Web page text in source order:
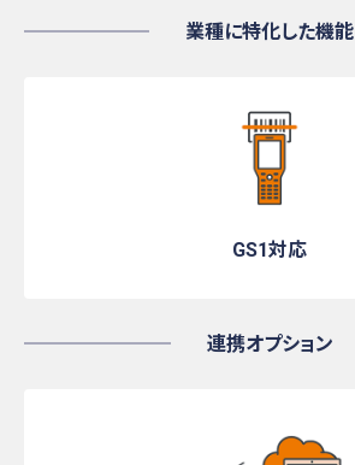
業種に特化した機能
GS1対応
連携オプション